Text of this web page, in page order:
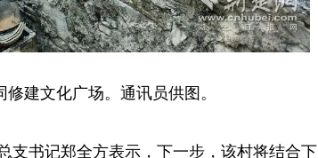
建文化广场。通讯员供图。
支书记郑全方表示，下一步，该村将结合下